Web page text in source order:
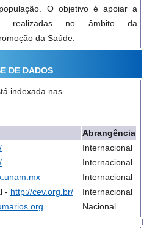
O objetivo é apoiar a
realizadas no âmbito da
da Saúde.
DE DADOS
indexada nas
Abrangência
Internacional
Internacional
Internacional
- http://cev.org.br/
Internacional
Nacional